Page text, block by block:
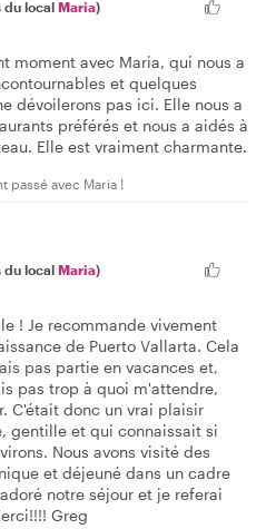
du local Maria)
moment avec Maria, qui nous a
et quelques
dévoilerons pas ici. Elle nous a
préférés et nous a aidés à
Elle est vraiment charmante.
passé avec Maria !
du local Maria)
! Je recommande vivement
de Puerto Vallarta. Cela
pas partie en vacances et,
pas trop à quoi m'attendre,
C'était donc un vrai plaisir
gentille et qui connaissait si
Nous avons visité des
et déjeuné dans un cadre
notre séjour et je referai
Greg